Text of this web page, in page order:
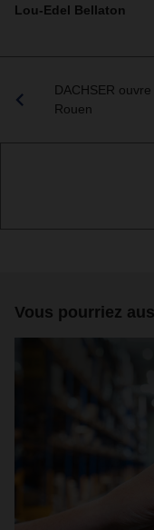
Lou-Edel Bellaton
DACHSER
Rouen
Vous pourriez